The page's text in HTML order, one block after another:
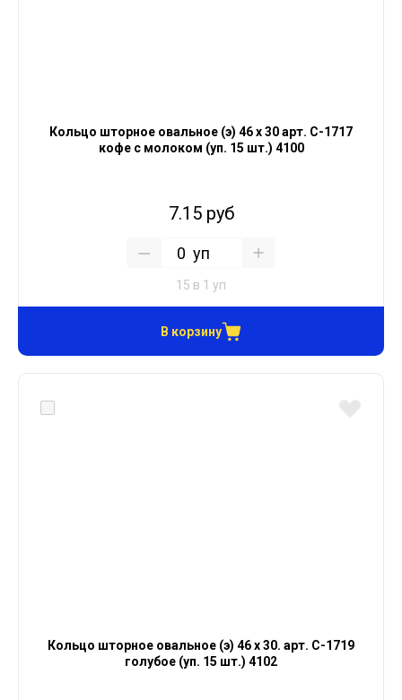
Кольцо шторное овальное (э) 46 х 30 арт. С-1717
кофе с молоком (уп. 15 шт.) 4100
7.15 руб
уп
15 в 1 уп
В корзину
Кольцо шторное овальное (э) 46 х 30. арт. С-1719
голубое (уп. 15 шт.) 4102